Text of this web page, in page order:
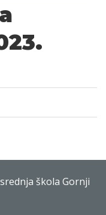
škola Gornji